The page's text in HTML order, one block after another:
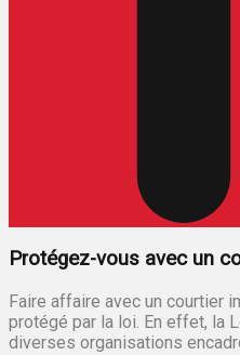
Protégez-vous avec un
Faire affaire avec un courtier
protégé par la loi. En effet, la
diverses organisations